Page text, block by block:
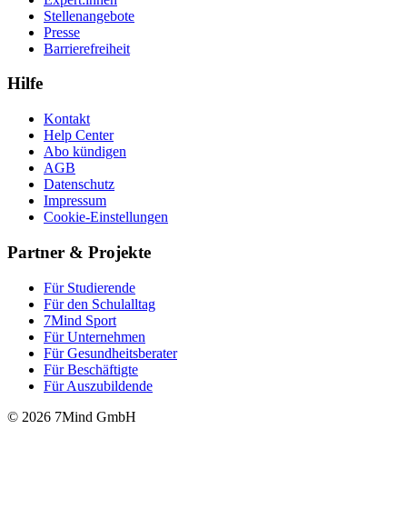
Stellenangebote
Presse
Barrierefreiheit
Hilfe
Kontakt
Help Center
Abo kündigen
AGB
Datenschutz
Impressum
Cookie-Einstellungen
Partner & Projekte
Für Stu­die­rende
Für den Schulalltag
7Mind Sport
Für Unter­neh­men
Für Gesund­heits­be­ra­ter
Für Beschäftigte
Für Auszubildende
© 2026 7Mind GmbH